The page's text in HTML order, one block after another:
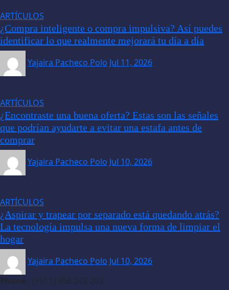
ARTÍCULOS
¿Compra inteligente o compra impulsiva? Así puedes
identificar lo que realmente mejorará tu día a día
Yajaira Pacheco Polo Jul 11, 2026
ARTÍCULOS
¿Encontraste una buena oferta? Estas son las señales
que podrían ayudarte a evitar una estafa antes de
comprar
Yajaira Pacheco Polo Jul 10, 2026
ARTÍCULOS
¿Aspirar y trapear por separado está quedando atrás?
La tecnología impulsa una nueva forma de limpiar el
hogar
Yajaira Pacheco Polo Jul 10, 2026
Phone : (+511) 956 243 203